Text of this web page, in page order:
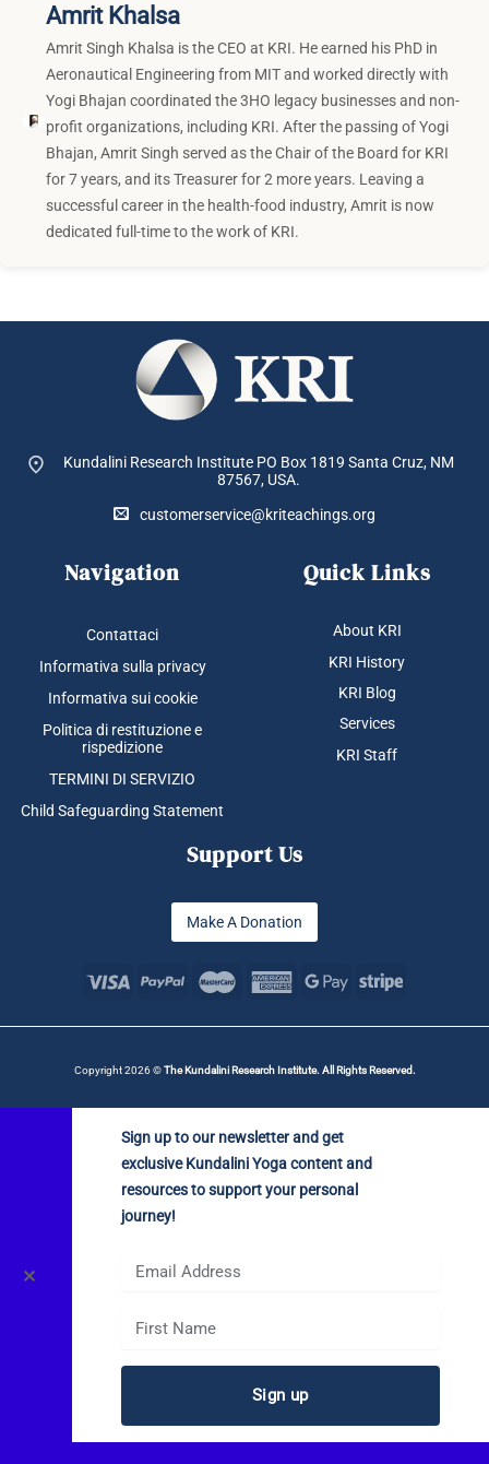
Amrit Khalsa
Amrit Singh Khalsa is the CEO at KRI. He earned his PhD in
Aeronautical Engineering from MIT and worked directly with
Yogi Bhajan coordinated the 3HO legacy businesses and non-
profit organizations, including KRI. After the passing of Yogi
Bhajan, Amrit Singh served as the Chair of the Board for KRI
for 7 years, and its Treasurer for 2 more years. Leaving a
successful career in the health-food industry, Amrit is now
dedicated full-time to the work of KRI.
Kundalini Research Institute PO Box 1819 Santa Cruz, NM
87567, USA.
customerservice@kriteachings.org
Navigation
Contattaci
Informativa sulla privacy
Informativa sui cookie
Politica di restituzione e
rispedizione
TERMINI DI SERVIZIO
Child Safeguarding Statement
Quick Links
About KRI
KRI History
KRI Blog
Services
KRI Staff
Support Us
Make A Donation
Copyright 2026 ©The Kundalini Research Institute. All Rights Reserved.
✕
Sign up to our newsletter and get
exclusive Kundalini Yoga content and
resources to support your personal
journey!
Sign up